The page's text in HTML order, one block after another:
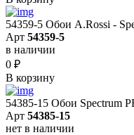
54359-5 Обои A.Rossi -
Арт 54359-5
в наличии
0 ₽
В корзину
54385-15 Обои Spectrum
Арт 54385-15
нет в наличии